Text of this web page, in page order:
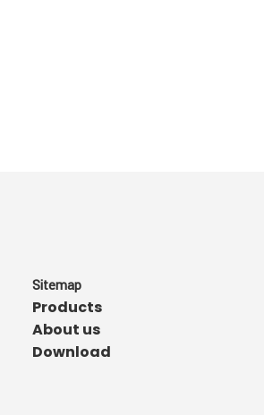
Sitemap
Products
About us
Download